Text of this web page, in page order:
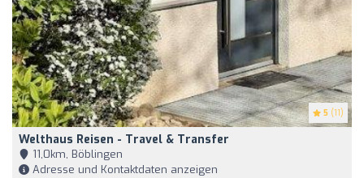
5 (11)
Welthaus Reisen - Travel & Transfer
11,0km, Böblingen
Adresse und Kontaktdaten anzeigen